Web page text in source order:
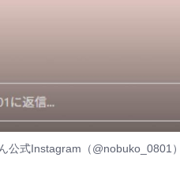
公式Instagram（@nobuko_0801